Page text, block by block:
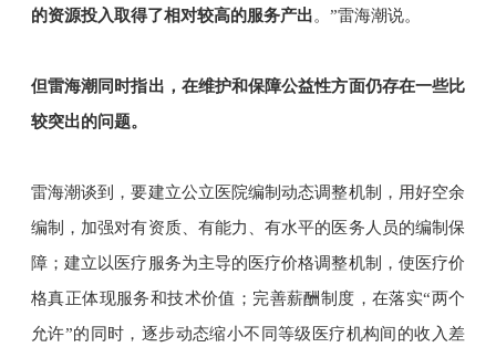
的资源投入取得了相对较高的服务产出。”雷海潮说。
但雷海潮同时指出， 在维护和保障公益性方面仍存在一些比
较突出的问题。
雷海潮谈到，要建立公立医院编制动态调整机制，用好空余
编制，加强对有资质、有能力、有水平的医务人员的编制保
障；建立以医疗服务为主导的医疗价格调整机制，使医疗价
格真正体现服务和技术价值；完善薪酬制度，在落实“两个
允许”的同时，逐步动态缩小不同等级医疗机构间的收入差